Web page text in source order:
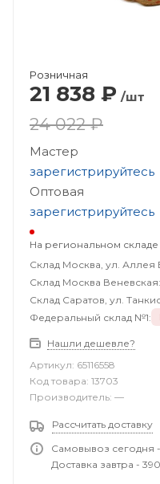
Розничная
21 838 ₽ /шт
24 022 ₽
Мастер
зарегистрируйтесь
Оптовая
зарегистрируйтесь
На региональном складе
Склад Москва, ул. Аллея
Склад Москва Веневская:
Склад Саратов, ул.
Федеральный склад №1:
Нашли дешевле?
Артикул: 65116558
Код товара: 13703
Производитель: —
Рассчитать доставку
Самовывоз сегодня
Доставка завтра -